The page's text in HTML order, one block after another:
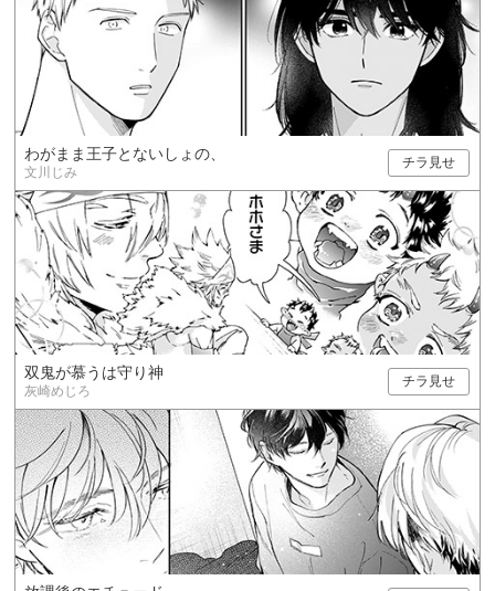
わがまま王子とないしょの、
文川じみ
チラ見せ
双鬼が慕うは守り神
灰崎めじろ
チラ見せ